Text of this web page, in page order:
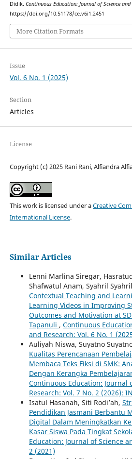
Didik. Continuous Education: Journal of Science and
https://doi.org/10.51178/ce.v6i1.2451
More Citation Formats
Issue
Vol. 6 No. 1 (2025)
Section
Articles
License
Copyright (c) 2025 Rani Rani, Alfiandra
This work is licensed under aCreative
International License.
Similar Articles
Lenni Marlina Siregar,
Shafwatul Anam, Syahril
Contextual Teaching and
Learning Videos in Improving
Outcomes and Motivation at
Tapanuli , Continuous
and Research: Vol. 6 No. 1
Auliyah Niswa, Suyatno
Kualitas Perencanaan
Membaca Teks Fiksi di SMK:
Dengan Kerangka
Continuous Education: Journal
Research: Vol. 7 No. 2 (2026): IN
Isatul Hasanah, Siti Rodi’ah,
Pendidikan Jasmani Berbantu
Digital Dalam Meningkatkan
Kasar Siswa Pada Tingkat
Education: Journal of Science
2 (2021)